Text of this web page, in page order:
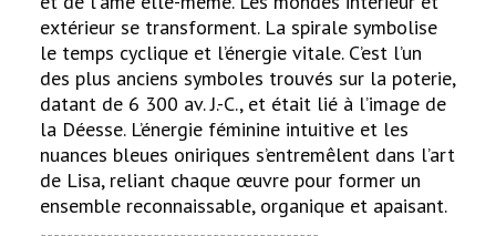
extérieur se transforment. La spirale symbolise
le temps cyclique et l’énergie vitale. C’est l’un
des plus anciens symboles trouvés sur la poterie,
datant de 6 300 av. J.-C., et était lié à l’image de
la Déesse. L’énergie féminine intuitive et les
nuances bleues oniriques s’entremêlent dans l’art
de Lisa, reliant chaque œuvre pour former un
ensemble reconnaissable, organique et apaisant.